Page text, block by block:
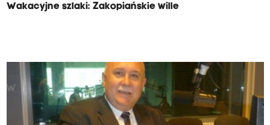
Wakacyjne szlaki: Zakopiańskie wille